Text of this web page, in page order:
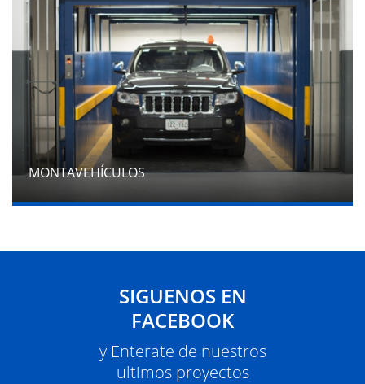
MONTAVEHÍCULOS
SIGUENOS EN
FACEBOOK
y Enterate de nuestros
ultimos proyectos